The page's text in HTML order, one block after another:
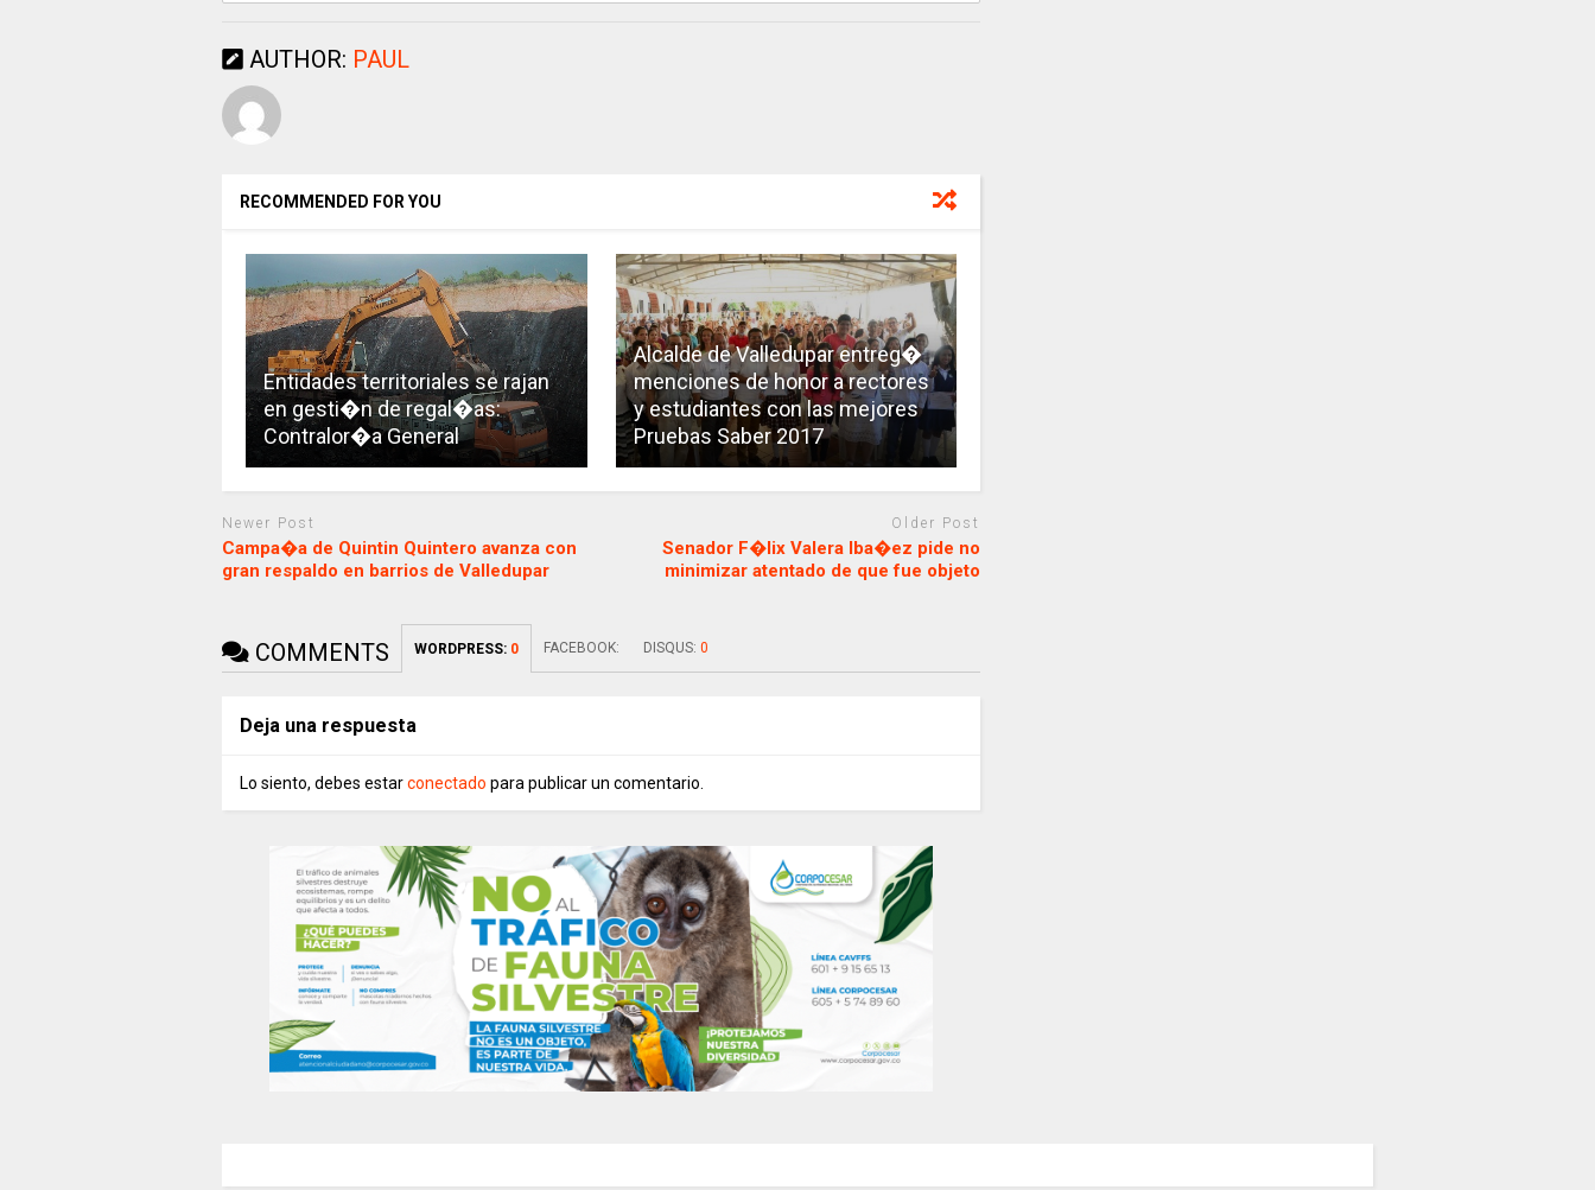
AUTHOR: PAUL
RECOMMENDED FOR YOU
Entidades territoriales se rajan
en gesti�n de regal�as:
Contralor�a General
Alcalde de Valledupar entreg�
menciones de honor a rectores
y estudiantes con las mejores
Pruebas Saber 2017
Newer Post
Campa�a de Quintin Quintero avanza con
gran respaldo en barrios de Valledupar
Older Post
Senador F�lix Valera Iba�ez pide no
minimizar atentado de que fue objeto
COMMENTS WORDPRESS: 0 FACEBOOK: DISQUS: 0
Deja una respuesta
Lo siento, debes estarconectado para publicar un comentario.